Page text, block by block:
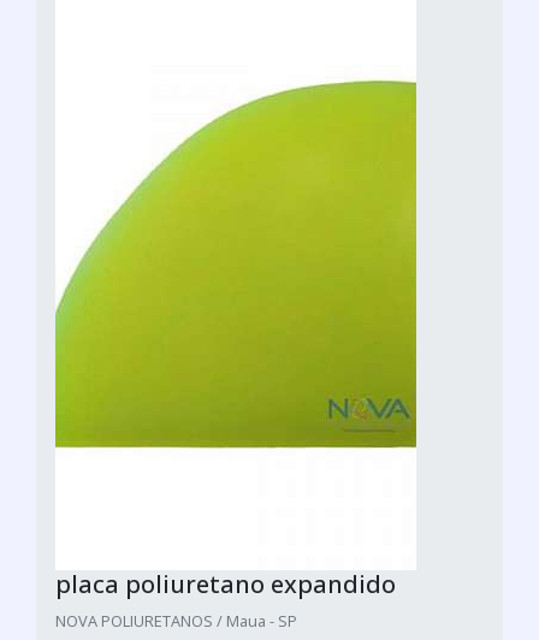
placa poliuretano expandido
NOVA POLIURETANOS / Maua - SP